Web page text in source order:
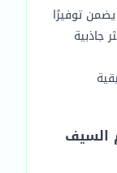
توفيرًا
جاذبية
السيف